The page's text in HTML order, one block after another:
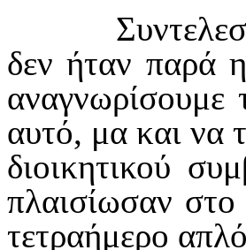
δεν ήταν παρά
αναγνωρίσουμε
αυτό, μα και να
διοικητικού
πλαισίωσαν
τετραήμερο